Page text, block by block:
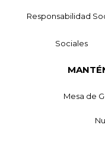
Responsabilidad
Sociales
Mesa de